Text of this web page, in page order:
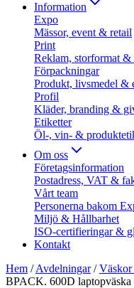
Information
Expo
Mässor, event & retail
Print
Reklam, storformat &
Förpackningar
Produkt, livsmedel &
Profil
Kläder, branding &
Etiketter
Öl-, vin- &
Om oss
Företagsinformation
Postadress, VAT &
Vårt team
Personerna bakom
Miljö & Hållbarhet
ISO-certifieringar &
Kontakt
Hem /Avdelningar/Väskor
BPACK. 600D laptopväska